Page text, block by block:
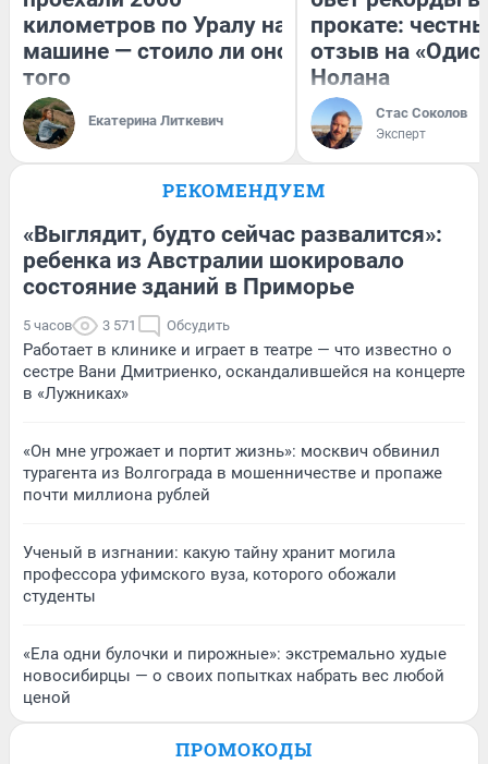
километров по Уралу на
машине — стоило ли оно
того
Екатерина Литкевич
прокате:
отзыв на
Нолана
Стас Соколов
Эксперт
РЕКОМЕНДУЕМ
«Выглядит, будто сейчас развалится»:
ребенка из Австралии шокировало
состояние зданий в Приморье
5 часов 3 571 Обсудить
Работает в клинике и играет в театре — что известно о
сестре Вани Дмитриенко, оскандалившейся на концерте
в «Лужниках»
«Он мне угрожает и портит жизнь»: москвич обвинил
турагента из Волгограда в мошенничестве и пропаже
почти миллиона рублей
Ученый в изгнании: какую тайну хранит могила
профессора уфимского вуза, которого обожали
студенты
«Ела одни булочки и пирожные»: экстремально худые
новосибирцы — о своих попытках набрать вес любой
ценой
ПРОМОКОДЫ